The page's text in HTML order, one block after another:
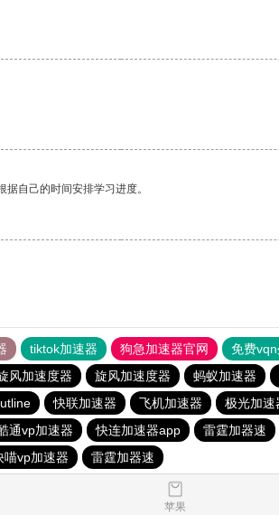
自己的时间安排学习进度。
tiktok加速器 狗急加速器官网 免费
风加速度器 旋风加速度器 蚂蚁加速器
快联加速器 飞机加速器 极光加速
通vp加速器 快连加速器app 雷霆加器速
喵vp加速器 雷霆加器速
苹果